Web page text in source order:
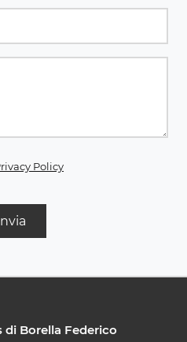
Policy
di Borella Federico